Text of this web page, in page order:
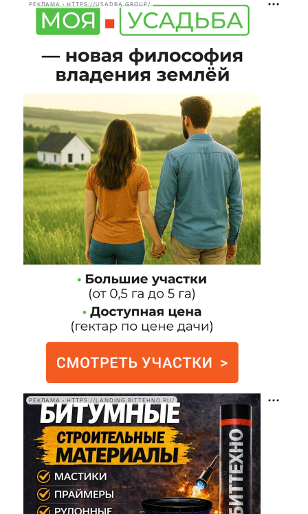
РЕКЛАМА • HTTPS://USADBA.GROUP/
РЕКЛАМА • HTTPS://LANDING.BITTEHNO.RU/